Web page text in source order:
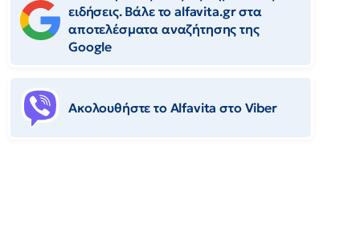
ειδήσεις. Βάλε το alfavita.gr στα
αποτελέσματα αναζήτησης της
Google
Ακολουθήστε το Αlfavita στο Viber